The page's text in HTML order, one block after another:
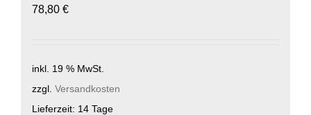
78,80 €
inkl. 19 % MwSt.
zzgl. Versandkosten
Lieferzeit: 14 Tage